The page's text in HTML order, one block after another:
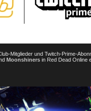
Mitglieder und Twitch-Prime-
Moonshiners in Red Dead Online